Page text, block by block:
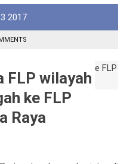
2017
FLP wilayah
ke FLP
Raya